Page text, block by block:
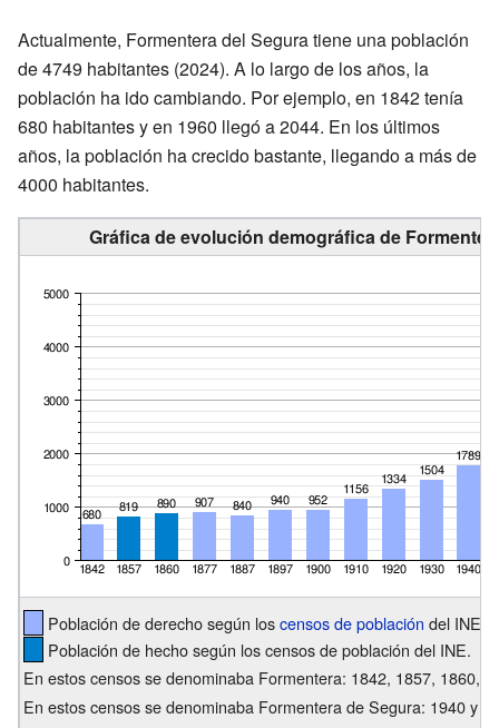
Actualmente, Formentera del Segura tiene una población
de 4749 habitantes (2024). A lo largo de los años, la
población ha ido cambiando. Por ejemplo, en 1842 tenía
680 habitantes y en 1960 llegó a 2044. En los últimos
años, la población ha crecido bastante, llegando a más de
4000 habitantes.
Gráfica de evolución demográfica de
Población de derecho según loscensos de población del INE.
Población de hecho según los censos de población del INE.
En estos censos se denominaba Formentera: 1842, 1857, 1860,
En estos censos se denominaba Formentera de Segura: 1940 y